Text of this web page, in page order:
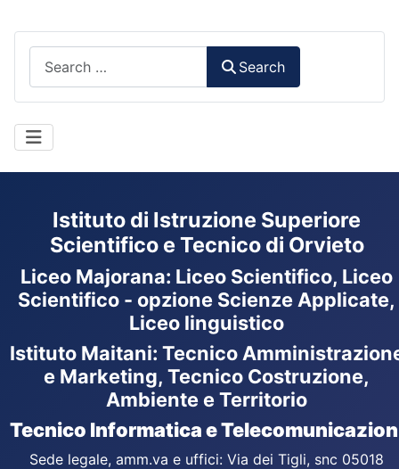
Search
Istituto di Istruzione Superiore
Scientifico e Tecnico di Orvieto
Liceo Majorana: Liceo Scientifico, Liceo
Scientifico - opzione Scienze Applicate,
Liceo linguistico
Istituto Maitani: Tecnico
e Marketing, Tecnico Costruzione,
Ambiente e Territorio
Tecnico Informatica e
Sede legale, amm.va e uffici: Via dei Tigli, snc 05018